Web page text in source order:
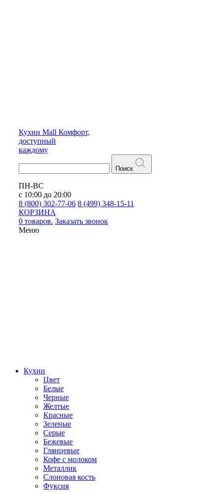
Кухни Mall Комфорт,
доступный
каждому
Поиск
ПН-ВС
с 10:00 до 20:00
8 (800) 302-77-06 8 (499) 348-15-11
КОРЗИНА
0 товаров. Заказать звонок
Меню
Кухни
Цвет
Белые
Черные
Желтые
Красные
Зеленые
Серые
Бежевые
Глянцевые
Кофе с молоком
Металлик
Слоновая кость
Фуксия